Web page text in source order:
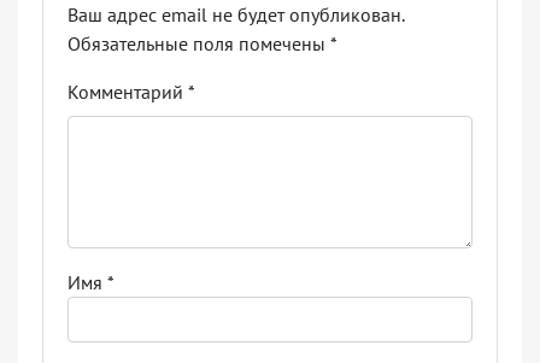
Ваш адрес email не будет опубликован.
Обязательные поля помечены *
Комментарий *
Имя *